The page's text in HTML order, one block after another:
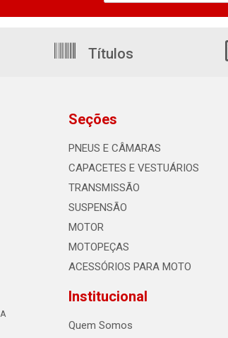
Títulos
Seções
PNEUS E CÂMARAS
CAPACETES E VESTUÁRIOS
TRANSMISSÃO
SUSPENSÃO
MOTOR
MOTOPEÇAS
ACESSÓRIOS PARA MOTO
Institucional
Quem Somos